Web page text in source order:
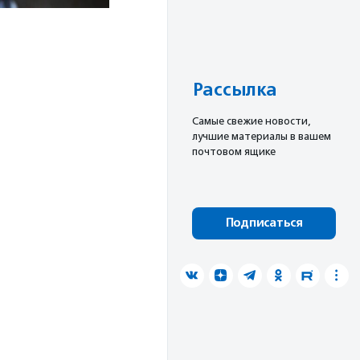
Рассылка
Cамые свежие новости,
лучшие материалы в вашем
почтовом ящике
Подписаться